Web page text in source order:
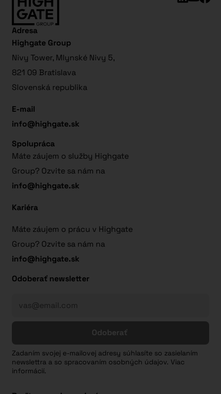
Adresa
Highgate Group
Nivy Tower, Mlynské Nivy 5,
821 09 Bratislava
Slovenská republika
E-mail
info@highgate.sk
Spolupráca
Máte záujem o služby Highgate
Group? Ozvite sa nám na
info@highgate.sk
Kariéra
Máte záujem o prácu v Highgate
Group? Ozvite sa nám na
info@highgate.sk
Odoberať newsletter
Odoberať
Zadaním svojej e-mailovej adresy súhlasíte so zasielaním
newslettra a so spracovaním osobných údajov. Viac
informácií.